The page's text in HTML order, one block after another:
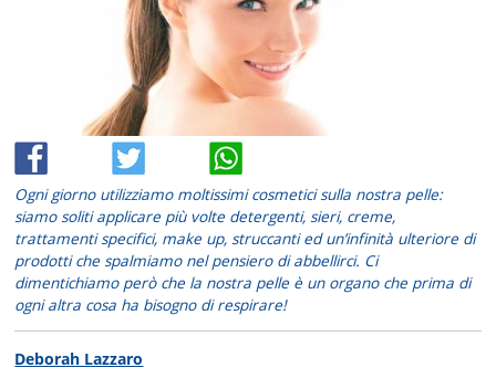
Ogni giorno utilizziamo moltissimi cosmetici sulla nostra pelle:
siamo soliti applicare più volte detergenti, sieri, creme,
trattamenti specifici, make up, struccanti ed un’infinità ulteriore di
prodotti che spalmiamo nel pensiero di abbellirci. Ci
dimentichiamo però che la nostra pelle è un organo che prima di
ogni altra cosa ha bisogno di respirare!
Deborah Lazzaro